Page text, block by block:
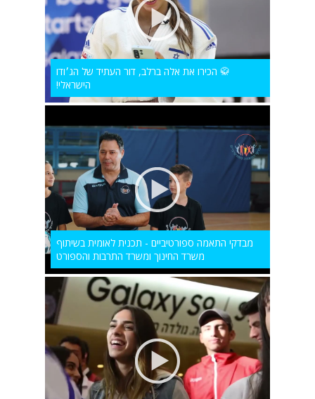
🥋 הכירו את אלה ברלב, דור העתיד של הג׳ודו
הישראלי!
מבדקי התאמה ספורטיביים - תכנית לאומית בשיתוף
משרד החינוך ומשרד התרבות והספורט